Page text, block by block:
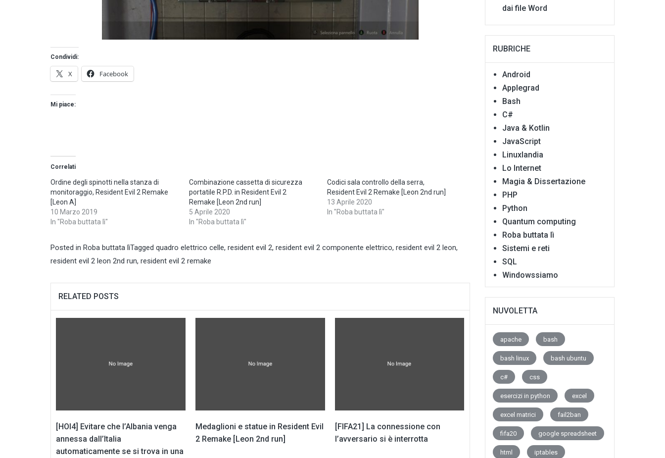
Condividi:
X Facebook
Mi piace:
Correlati
Ordine degli spinotti nella stanza di
monitoraggio, Resident Evil 2 Remake
[Leon A]
10 Marzo 2019
In "Roba buttata lì"
Combinazione cassetta di sicurezza
portatile R.P.D. in Resident Evil 2
Remake [Leon 2nd run]
5 Aprile 2020
In "Roba buttata lì"
Codici sala controllo della serra,
Resident Evil 2 Remake [Leon 2nd run]
13 Aprile 2020
In "Roba buttata lì"
Posted in Roba buttata lìTagged quadro elettrico celle, resident evil 2, resident evil 2 componente elettrico, resident evil 2 leon,
resident evil 2 leon 2nd run, resident evil 2 remake
RELATED POSTS
[HOI4] Evitare che l’Albania venga
annessa dall’Italia
automaticamente se si trova in una
Medaglioni e statue in Resident Evil
2 Remake [Leon 2nd run]
[FIFA21] La connessione con
l’avversario si è interrotta
dai file Word
RUBRICHE
Android
Applegrad
Bash
C#
Java & Kotlin
JavaScript
Linuxlandia
Lo Internet
Magia & Dissertazione
PHP
Python
Quantum computing
Roba buttata lì
Sistemi e reti
SQL
Windowssiamo
NUVOLETTA
apache bash
bash linux bash ubuntu
c# css
esercizi in python excel
excel matrici fail2ban
fifa20 google spreadsheet
html iptables